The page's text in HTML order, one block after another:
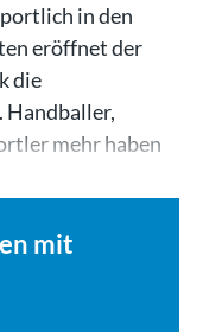
in den
eröffnet der
die
Handballer,
mehr haben
mit